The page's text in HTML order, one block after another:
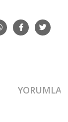
YORUMLAR